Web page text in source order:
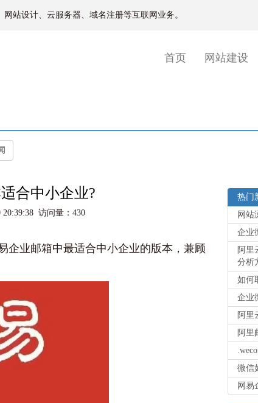
站设计、云服务器、域名注册等互联网业务。
首页(current)网站建设
合中小企业?‌
访问量：430
企业邮箱中最适合中小企业的版本‌，兼顾
热门
网站
企业
阿里
分析
如何
企业
阿里
阿里
微信
网易